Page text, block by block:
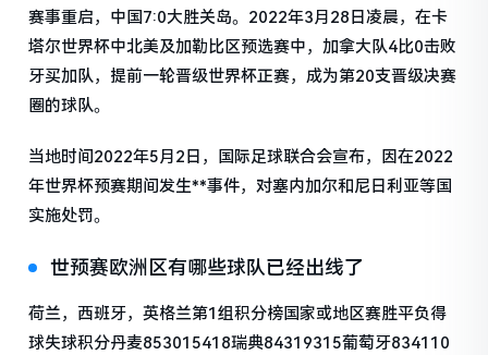
赛事重启，中国7:0大胜关岛。2022年3月28日凌晨，在卡
塔尔世界杯中北美及加勒比区预选赛中，加拿大队4比0击败
牙买加队，提前一轮晋级世界杯正赛，成为第20支晋级决赛
圈的球队。
当地时间2022年5月2日，国际足球联合会宣布，因在2022
年世界杯预赛期间发生**事件，对塞内加尔和尼日利亚等国
实施处罚。
世预赛欧洲区有哪些球队已经出线了
荷兰，西班牙，英格兰第1组积分榜国家或地区赛胜平负得
球失球积分丹麦853015418瑞典84319315葡萄牙834110